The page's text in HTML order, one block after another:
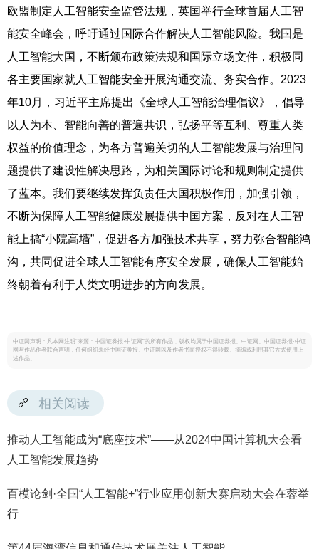
欧盟制定人工智能安全监管法规，英国举行全球首届人工智
能安全峰会，呼吁通过国际合作解决人工智能风险。我国是
人工智能大国，不断颁布政策法规和国际立场文件，积极同
各主要国家就人工智能安全开展沟通交流、务实合作。2023
年10月，习近平主席提出《全球人工智能治理倡议》，倡导
以人为本、智能向善的普遍共识，弘扬平等互利、尊重人类
权益的价值理念，为各方普遍关切的人工智能发展与治理问
题提供了建设性解决思路，为相关国际讨论和规则制定提供
了蓝本。我们要继续发挥负责任大国积极作用，加强引领，
不断为保障人工智能健康发展提供中国方案，反对在人工智
能上搞“小院高墙”，促进各方加强技术共享，努力弥合智能鸿
沟，共同促进全球人工智能有序安全发展，确保人工智能始
终朝着有利于人类文明进步的方向发展。
中证网声明：凡本网注明“来源：中国证券报·中证网”的所有作品，版权均属于中国证券报、中证网。中国证券报·中证
网与作品作者联合声明，任何组织未经中国证券报、中证网以及作者书面授权不得转载、摘编或利用其它方式使用上
述作品。
相关阅读
推动人工智能成为“底座技术”——从2024中国计算机大会看
人工智能发展趋势
百模论剑·全国“人工智能+”行业应用创新大赛启动大会在蓉举
行